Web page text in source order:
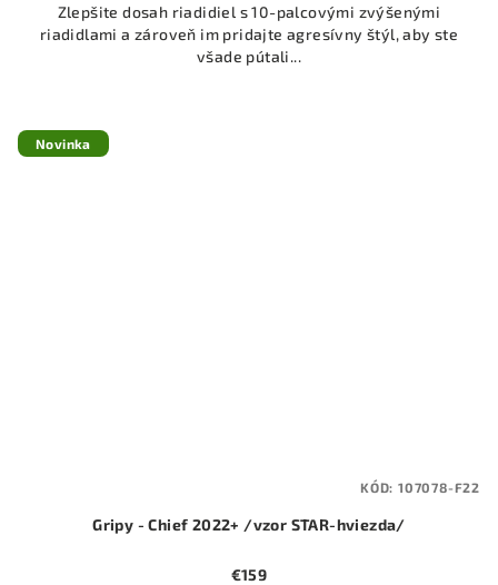
Zlepšite dosah riadidiel s 10-palcovými zvýšenými
riadidlami a zároveň im pridajte agresívny štýl, aby ste
všade pútali...
Novinka
Gripy - Chief 2022+ /vzor STAR-hviezda/
€159
KÓD: 107078-F22